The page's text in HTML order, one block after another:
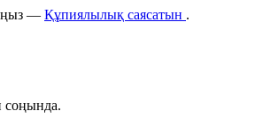
— Құпиялылық саясатын .
соңында.